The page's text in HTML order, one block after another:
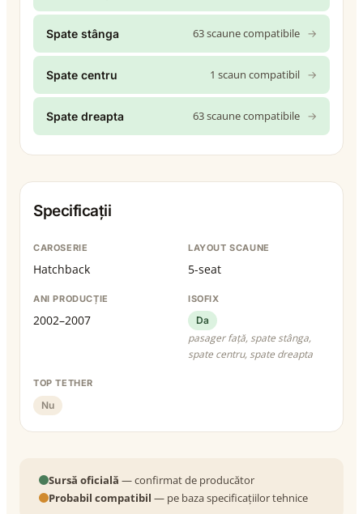
Spate stânga 63 scaune compatibile →
Spate centru 1 scaun compatibil →
Spate dreapta 63 scaune compatibile →
Specificații
CAROSERIE
Hatchback
LAYOUT SCAUNE
5-seat
ANI PRODUCȚIE
2002–2007
ISOFIX
Da
pasager față, spate stânga,
spate centru, spate dreapta
TOP TETHER
Nu
Sursă oficială — confirmat de producător
Probabil compatibil — pe baza specificațiilor tehnice